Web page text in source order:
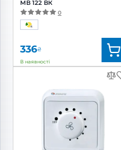
МВ 122 ВК
0
336₴
В наявності
Вентс
Артикул: 0687826735
120 мм